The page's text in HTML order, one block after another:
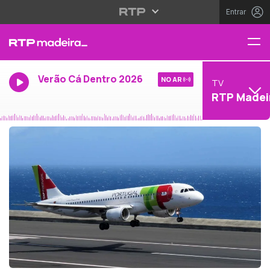
Entrar
Verão Cá Dentro 2026 NO AR TV
RTP